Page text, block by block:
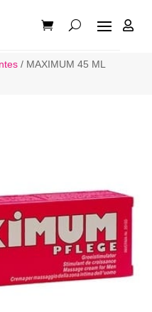

/ MAXIMUM 45 ML